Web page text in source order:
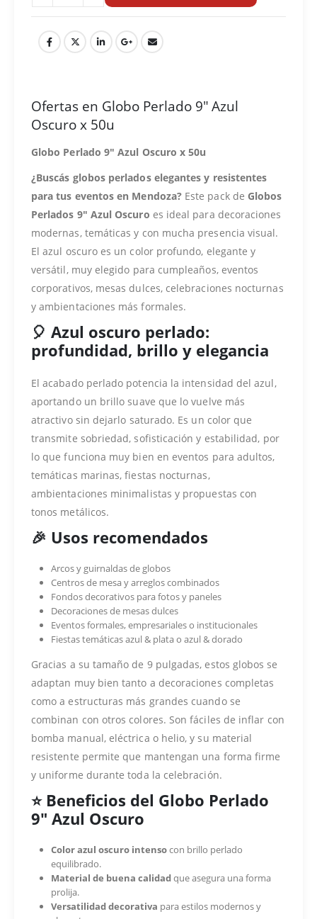
Ofertas en Globo Perlado 9″ Azul
Oscuro x 50u
Globo Perlado 9″ Azul Oscuro x 50u
¿Buscás globos perlados elegantes y resistentes
para tus eventos en Mendoza?Este pack de Globos
Perlados 9″ Azul Oscuro es ideal para decoraciones
modernas, temáticas y con mucha presencia visual.
El azul oscuro es un color profundo, elegante y
versátil, muy elegido para cumpleaños, eventos
corporativos, mesas dulces, celebraciones nocturnas
y ambientaciones más formales.
🎈 Azul oscuro perlado:
profundidad, brillo y elegancia
El acabado perlado potencia la intensidad del azul,
aportando un brillo suave que lo vuelve más
atractivo sin dejarlo saturado. Es un color que
transmite sobriedad, sofisticación y estabilidad, por
lo que funciona muy bien en eventos para adultos,
temáticas marinas, fiestas nocturnas,
ambientaciones minimalistas y propuestas con
tonos metálicos.
🎉 Usos recomendados
Arcos y guirnaldas de globos
Centros de mesa y arreglos combinados
Fondos decorativos para fotos y paneles
Decoraciones de mesas dulces
Eventos formales, empresariales o institucionales
Fiestas temáticas azul & plata o azul & dorado
Gracias a su tamaño de 9 pulgadas, estos globos se
adaptan muy bien tanto a decoraciones completas
como a estructuras más grandes cuando se
combinan con otros colores. Son fáciles de inflar con
bomba manual, eléctrica o helio, y su material
resistente permite que mantengan una forma firme
y uniforme durante toda la celebración.
⭐ Beneficios del Globo Perlado
9″ Azul Oscuro
Color azul oscuro intensocon brillo perlado
equilibrado.
Material de buena calidadque asegura una forma
prolija.
Versatilidad decorativa para estilos modernos y